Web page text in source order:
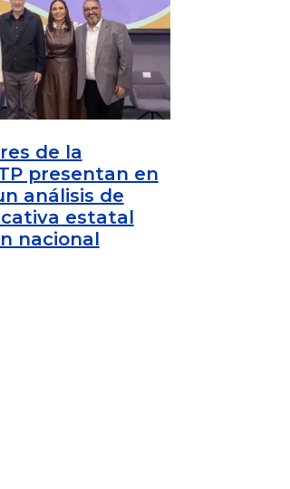
de la
presentan en
análisis de
estatal
nacional